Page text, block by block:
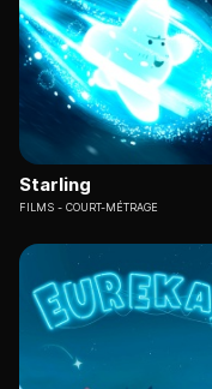
Starling
FILMS COURT-MÉTRAGE